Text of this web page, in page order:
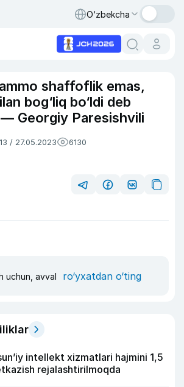
O‘zbekcha
shaffoflik emas,
bog‘liq bo‘ldi deb
— Georgiy Paresishvili
/ 27.05.2023 6130
uchun, avval ro‘yxatdan o‘ting
intellekt xizmatlari hajmini 1,5
rejalashtirilmoqda